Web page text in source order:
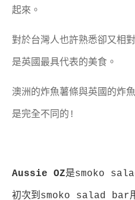
起來。
對於台灣人也許熟悉卻又相
是英國最具代表的美食。
澳洲的炸魚薯條與英國的炸
是完全不同的!
Aussie OZ是smoko
初次到smoko salad bar